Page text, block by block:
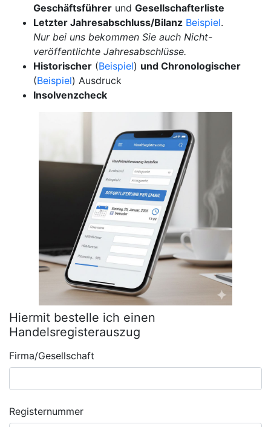
Geschäftsführer und Gesellschafterliste
Letzter Jahresabschluss/Bilanz Beispiel.
Nur bei uns bekommen Sie auch Nicht-
veröffentlichte Jahresabschlüsse.
Historischer (Beispiel) und Chronologischer
(Beispiel) Ausdruck
Insolvenzcheck
Hiermit bestelle ich einen
Handelsregisterauszug
Firma/Gesellschaft
Registernummer